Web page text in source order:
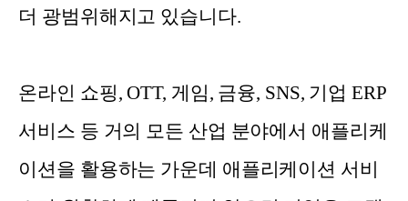
더 광범위해지고 있습니다.
온라인 쇼핑, OTT, 게임, 금융, SNS, 기업 ERP
서비스 등 거의 모든 산업 분야에서 애플리케
이션을 활용하는 가운데 애플리케이션 서비